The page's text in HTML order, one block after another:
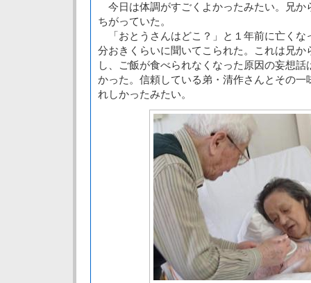
今日は体調がすごくよかったみたい。兄か
ちがっていた。
「おとうさんはどこ？」と１年前に亡くな
分おきくらいに聞いてこられた。これは兄か
し、ご飯が食べられなくなった原因の妄想
かった。信頼している弟・清作さんとその一
れしかったみたい。